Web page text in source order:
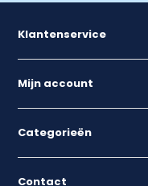
Klantenservice
Mijn account
Categorieën
Contact